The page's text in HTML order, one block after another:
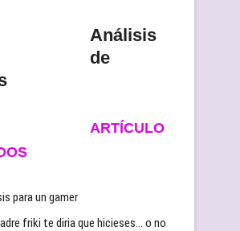
Análisis
de
ARTÍCULO
para un gamer
friki te diria que hicieses… o no